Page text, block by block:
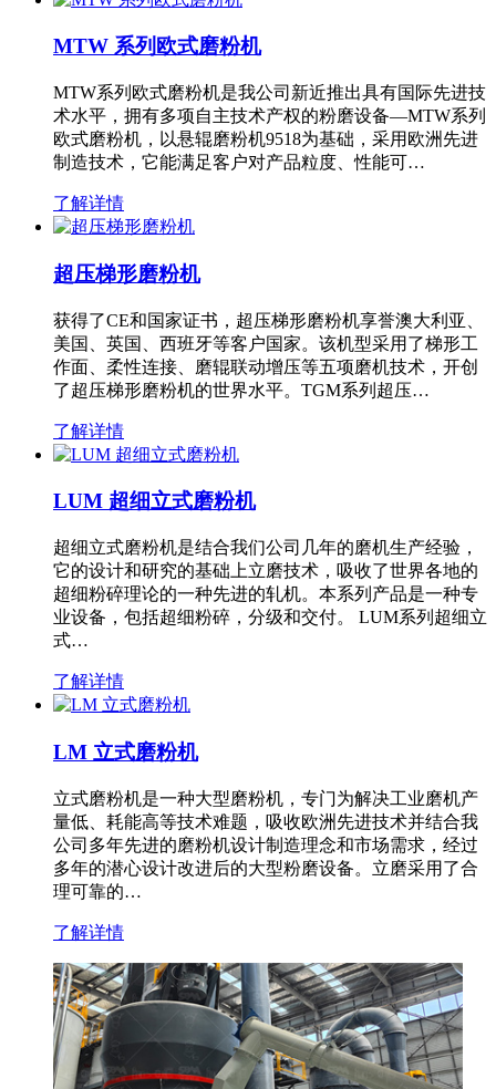
MTW 系列欧式磨粉机
MTW系列欧式磨粉机是我公司新近推出具有国际先进技
术水平，拥有多项自主技术产权的粉磨设备—MTW系列
欧式磨粉机，以悬辊磨粉机9518为基础，采用欧洲先进
制造技术，它能满足客户对产品粒度、性能可…
了解详情
超压梯形磨粉机
获得了CE和国家证书，超压梯形磨粉机享誉澳大利亚、
美国、英国、西班牙等客户国家。该机型采用了梯形工
作面、柔性连接、磨辊联动增压等五项磨机技术，开创
了超压梯形磨粉机的世界水平。TGM系列超压…
了解详情
LUM 超细立式磨粉机
超细立式磨粉机是结合我们公司几年的磨机生产经验，
它的设计和研究的基础上立磨技术，吸收了世界各地的
超细粉碎理论的一种先进的轧机。本系列产品是一种专
业设备，包括超细粉碎，分级和交付。 LUM系列超细立
式…
了解详情
LM 立式磨粉机
立式磨粉机是一种大型磨粉机，专门为解决工业磨机产
量低、耗能高等技术难题，吸收欧洲先进技术并结合我
公司多年先进的磨粉机设计制造理念和市场需求，经过
多年的潜心设计改进后的大型粉磨设备。立磨采用了合
理可靠的…
了解详情